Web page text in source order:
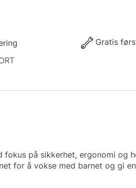
Gratis
fokus på sikkerhet, ergonomi og
for å vokse med barnet og gi